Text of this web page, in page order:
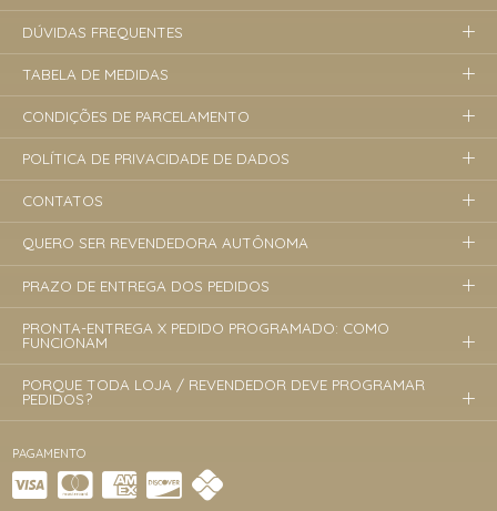
PAGAMENTO
DÚVIDAS FREQUENTES
TABELA DE MEDIDAS
CONDIÇÕES DE PARCELAMENTO
POLÍTICA DE PRIVACIDADE DE DADOS
CONTATOS
QUERO SER REVENDEDORA AUTÔNOMA
PRAZO DE ENTREGA DOS PEDIDOS
PRONTA-ENTREGA X PEDIDO PROGRAMADO: COMO
FUNCIONAM
PORQUE TODA LOJA / REVENDEDOR DEVE PROGRAMAR
PEDIDOS?